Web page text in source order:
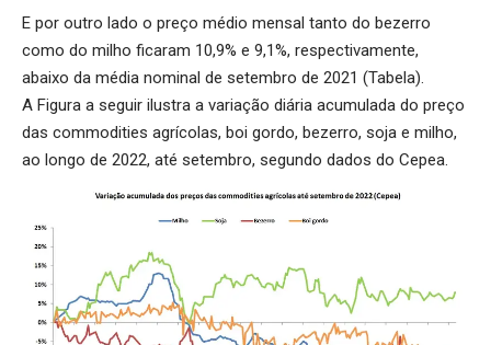
E por outro lado o preço médio mensal tanto do bezerro
como do milho ficaram 10,9% e 9,1%, respectivamente,
abaixo da média nominal de setembro de 2021 (Tabela).
A Figura a seguir ilustra a variação diária acumulada do preço
das commodities agrícolas, boi gordo, bezerro, soja e milho,
ao longo de 2022, até setembro, segundo dados do Cepea.